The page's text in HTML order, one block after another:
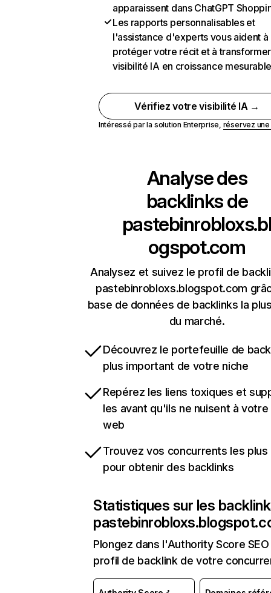
apparaissent dans ChatGPT
Les rapports personnalisables et
l'assistance d'experts vous aident à
protéger votre récit et à
visibilité IA en croissance
Vérifiez votre visibilité IA →
Intéressé par la solution Enterprise, réservez
Analyse des
backlinks de
ogspot.com
Analysez et suivez le profil de
pastebinrobloxs.blogspot.com
base de données de backlinks la
du marché.
Découvrez le portefeuille de
plus important de votre niche
Repérez les liens toxiques et
les avant qu'ils ne nuisent à
web
Trouvez vos concurrents les
pour obtenir des backlinks
Statistiques sur les
Plongez dans l'Authority Score
profil de backlink de votre